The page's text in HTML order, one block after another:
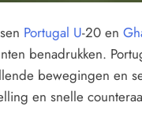
Portugal U-20 en
benadrukken.
bewegingen en
en snelle